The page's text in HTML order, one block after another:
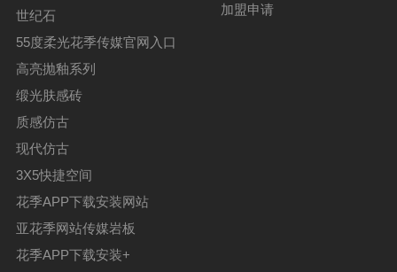
世纪石
55度柔光花季传媒官网入口
高亮抛釉系列
缎光肤感砖
质感仿古
现代仿古
3X5快捷空间
花季APP下载安装网站
亚花季网站传媒岩板
花季APP下载安装+
加盟申请